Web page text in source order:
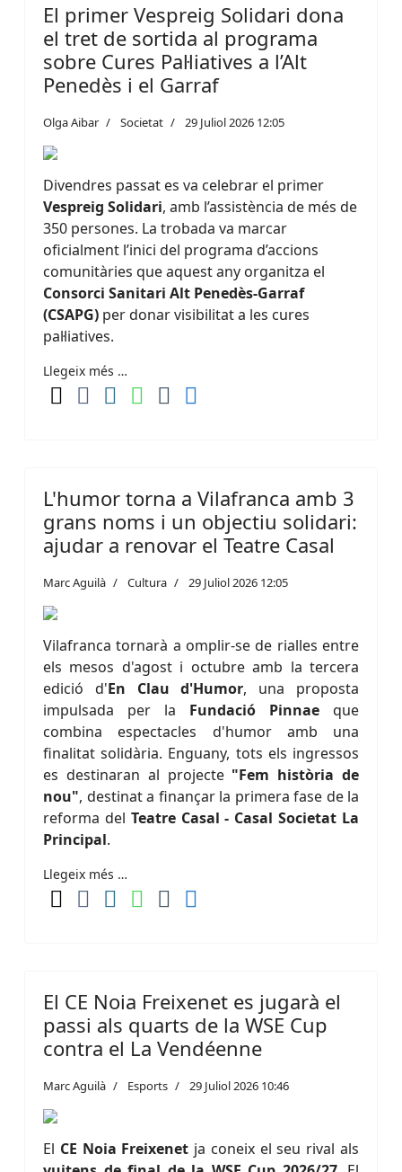
El primer Vespreig Solidari dona
el tret de sortida al programa
sobre Cures Pal·liatives a l’Alt
Penedès i el Garraf
Olga Aibar Societat 29 Juliol 2026 12:05
Divendres passat es va celebrar el primer
Vespreig Solidari, amb l’assistència de més de
350 persones. La trobada va marcar
oficialment l’inici del programa d’accions
comunitàries que aquest any organitza el
Consorci Sanitari Alt Penedès-Garraf
(CSAPG) per donar visibilitat a les cures
pal·liatives.
Llegeix més …
L'humor torna a Vilafranca amb 3
grans noms i un objectiu solidari:
ajudar a renovar el Teatre Casal
Marc Aguilà Cultura 29 Juliol 2026 12:05
Vilafranca tornarà a omplir-se de rialles entre
els mesos d'agost i octubre amb la tercera
edició d'En Clau d'Humor, una proposta
impulsada per la Fundació Pinnae que
combina espectacles d'humor amb una
finalitat solidària. Enguany, tots els ingressos
es destinaran al projecte "Fem història de
nou", destinat a finançar la primera fase de la
reforma del Teatre Casal - Casal Societat La
Principal.
Llegeix més …
El CE Noia Freixenet es jugarà el
passi als quarts de la WSE Cup
contra el La Vendéenne
Marc Aguilà Esports 29 Juliol 2026 10:46
El CE Noia Freixenet ja coneix el seu rival als